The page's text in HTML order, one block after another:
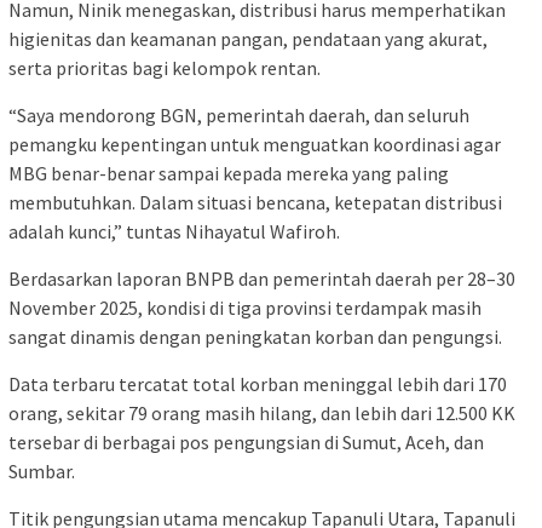
Namun, Ninik menegaskan, distribusi harus memperhatikan
higienitas dan keamanan pangan, pendataan yang akurat,
serta prioritas bagi kelompok rentan.
“Saya mendorong BGN, pemerintah daerah, dan seluruh
pemangku kepentingan untuk menguatkan koordinasi agar
MBG benar-benar sampai kepada mereka yang paling
membutuhkan. Dalam situasi bencana, ketepatan distribusi
adalah kunci,” tuntas Nihayatul Wafiroh.
Berdasarkan laporan BNPB dan pemerintah daerah per 28–30
November 2025, kondisi di tiga provinsi terdampak masih
sangat dinamis dengan peningkatan korban dan pengungsi.
Data terbaru tercatat total korban meninggal lebih dari 170
orang, sekitar 79 orang masih hilang, dan lebih dari 12.500 KK
tersebar di berbagai pos pengungsian di Sumut, Aceh, dan
Sumbar.
Titik pengungsian utama mencakup Tapanuli Utara, Tapanuli